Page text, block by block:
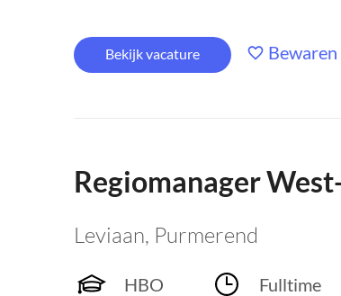
Bekijk vacature Bewaren
Regiomanager
Leviaan, Purmerend
HBO Fulltime